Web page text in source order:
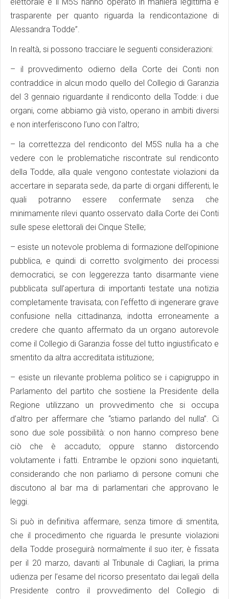
trasparente per quanto riguarda la rendicontazione di
Alessandra Todde”.
In realtà, si possono tracciare le seguenti considerazioni:
– il provvedimento odierno della Corte dei Conti non
contraddice in alcun modo quello del Collegio di Garanzia
del 3 gennaio riguardante il rendiconto della Todde: i due
organi, come abbiamo già visto, operano in ambiti diversi
e non interferiscono l’uno con l’altro;
– la correttezza del rendiconto del M5S nulla ha a che
vedere con le problematiche riscontrate sul rendiconto
della Todde, alla quale vengono contestate violazioni da
accertare in separata sede, da parte di organi differenti, le
quali potranno essere confermate senza che
minimamente rilevi quanto osservato dalla Corte dei Conti
sulle spese elettorali dei Cinque Stelle;
– esiste un notevole problema di formazione dell’opinione
pubblica, e quindi di corretto svolgimento dei processi
democratici, se con leggerezza tanto disarmante viene
pubblicata sull’apertura di importanti testate una notizia
completamente travisata; con l’effetto di ingenerare grave
confusione nella cittadinanza, indotta erroneamente a
credere che quanto affermato da un organo autorevole
come il Collegio di Garanzia fosse del tutto ingiustificato e
smentito da altra accreditata istituzione;
– esiste un rilevante problema politico se i capigruppo in
Parlamento del partito che sostiene la Presidente della
Regione utilizzano un provvedimento che si occupa
d’altro per affermare che “stiamo parlando del nulla”. Ci
sono due sole possibilità: o non hanno compreso bene
ciò che è accaduto; oppure stanno distorcendo
volutamente i fatti. Entrambe le opzioni sono inquietanti,
considerando che non parliamo di persone comuni che
discutono al bar ma di parlamentari che approvano le
leggi.
Si può in definitiva affermare, senza timore di smentita,
che il procedimento che riguarda le presunte violazioni
della Todde proseguirà normalmente il suo iter; è fissata
per il 20 marzo, davanti al Tribunale di Cagliari, la prima
udienza per l’esame del ricorso presentato dai legali della
Presidente contro il provvedimento del Collegio di